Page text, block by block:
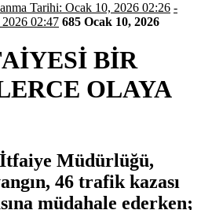
Yayınlanma Tarihi: Ocak 10, 2026 02:26 -
10, 2026 02:47 685 Ocak 10, 2026
BİR
OLAYA
Müdürlüğü,
46 trafik kazası
müdahale ederken;